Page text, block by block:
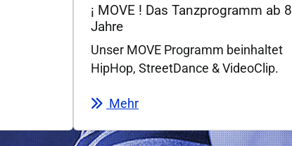
¡ MOVE ! Das Tanzprogramm ab 8
Jahre
Unser MOVE Programm beinhaltet
HipHop, StreetDance & VideoClip.
Mehr